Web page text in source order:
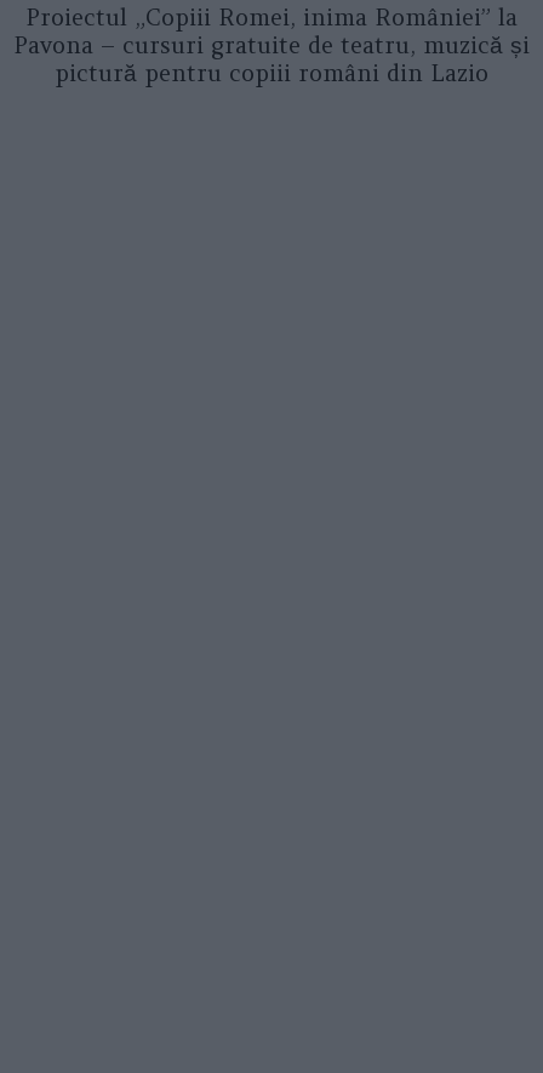
Proiectul „Copiii Romei, inima României” la
Pavona – cursuri gratuite de teatru, muzică și
pictură pentru copiii români din Lazio